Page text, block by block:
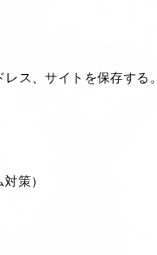
ス、サイトを保存する。
策）